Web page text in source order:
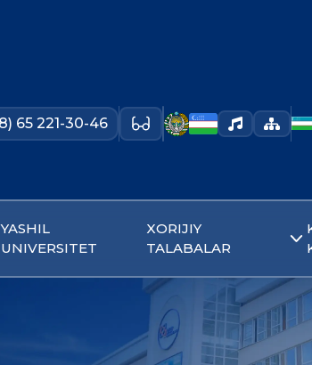
65 221-30-46
YASHIL
UNIVERSITET
XORIJIY
TALABALAR